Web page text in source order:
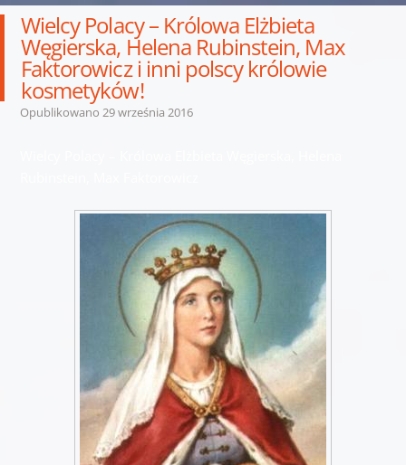
Wielcy Polacy – Królowa Elżbieta
Węgierska, Helena Rubinstein, Max
Faktorowicz i inni polscy królowie
kosmetyków!
Opublikowano 29 września 2016